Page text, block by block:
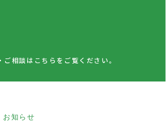
ご相談はこちらをご覧ください。
お知らせ